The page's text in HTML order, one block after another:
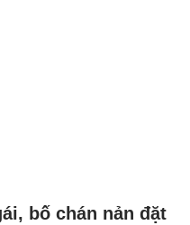
bố chán nản đặt